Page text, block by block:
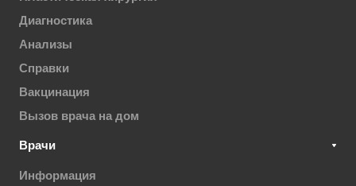
Диагностика
Анализы
Справки
Вакцинация
Вызов врача на дом
Врачи
Информация